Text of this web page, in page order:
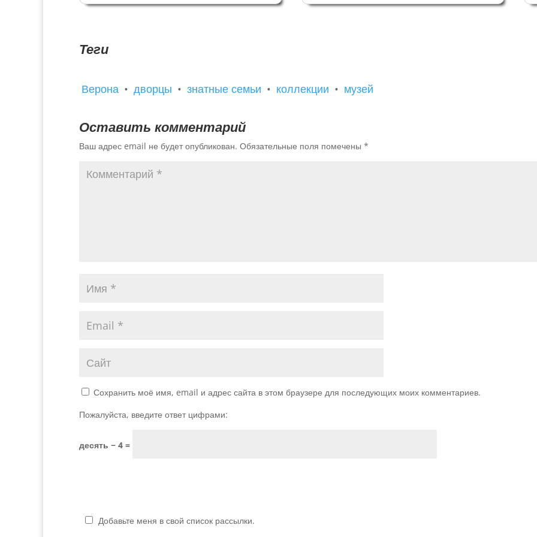
Св. Джованнино и Елизаветой на переднем
Неизвестная Верона" 05/08/2009 Нам
Теги
Верона • дворцы • знатные семьи • коллекции • музей
Оставить комментарий
Ваш адрес email не будет опубликован. Обязательные поля помечены *
Сохранить моё имя, email и адрес сайта в этом браузере для последующих моих комментариев.
Пожалуйста, введите ответ цифрами:
десять − 4 =
Добавьте меня в свой список рассылки.